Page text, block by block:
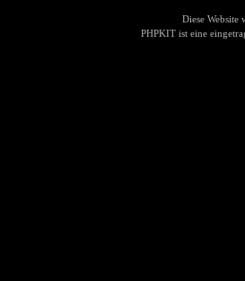
Diese Website
PHPKIT ist eine